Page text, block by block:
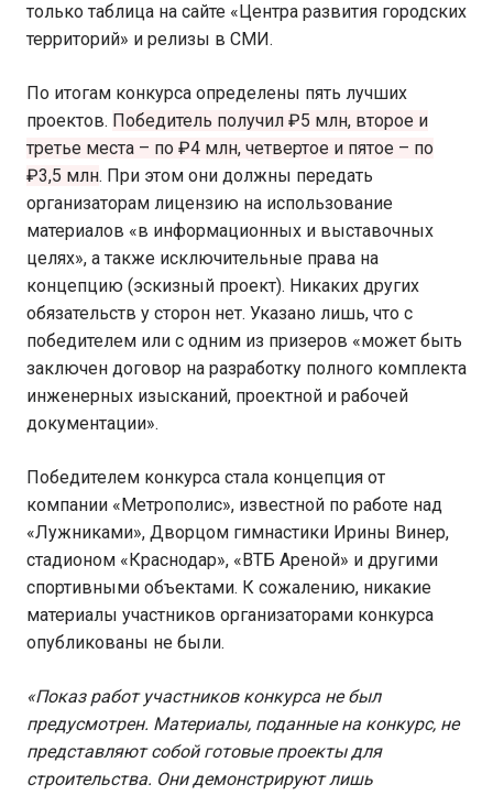
только таблица на сайте «Центра развития городских
территорий» и релизы в СМИ.
По итогам конкурса определены пять лучших
проектов. Победитель получил ₽5 млн, второе и
третье места – по ₽4 млн, четвертое и пятое – по
₽3,5 млн. При этом они должны передать
организаторам лицензию на использование
материалов «в информационных и выставочных
целях», а также исключительные права на
концепцию (эскизный проект). Никаких других
обязательств у сторон нет. Указано лишь, что с
победителем или с одним из призеров «может быть
заключен договор на разработку полного комплекта
инженерных изысканий, проектной и рабочей
документации».
Победителем конкурса стала концепция от
компании «Метрополис», известной по работе над
«Лужниками», Дворцом гимнастики Ирины Винер,
стадионом «Краснодар», «ВТБ Ареной» и другими
спортивными объектами. К сожалению, никакие
материалы участников организаторами конкурса
опубликованы не были.
«Показ работ участников конкурса не был
предусмотрен. Материалы, поданные на конкурс, не
представляют собой готовые проекты для
строительства. Они демонстрируют лишь